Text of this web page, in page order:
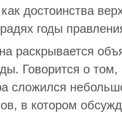
достоинства
годы
раскрывается
Говорится о том,
сложился
в котором